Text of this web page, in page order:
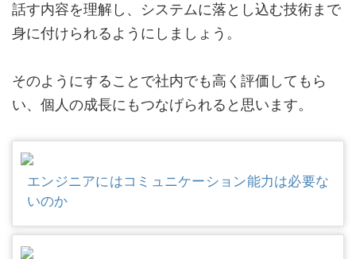
話す内容を理解し、システムに落とし込む技術まで
身に付けられるようにしましょう。
そのようにすることで社内でも高く評価してもら
い、個人の成長にもつなげられると思います。
エンジニアにはコミュニケーション能力は必要な
いのか